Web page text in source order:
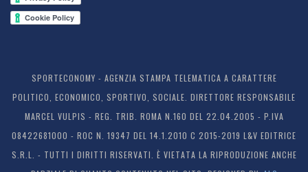
SPORTECONOMY - AGENZIA STAMPA TELEMATICA A CARATTERE
POLITICO, ECONOMICO, SPORTIVO, SOCIALE. DIRETTORE RESPONSABILE
MARCEL VULPIS - REG. TRIB. ROMA N.160 DEL 22.04.2005 - P.IVA
08422681000 - ROC N. 19347 DEL 14.1.2010 C 2015-2019 L&V EDITRICE
S.R.L. - TUTTI I DIRITTI RISERVATI. È VIETATA LA RIPRODUZIONE ANCHE